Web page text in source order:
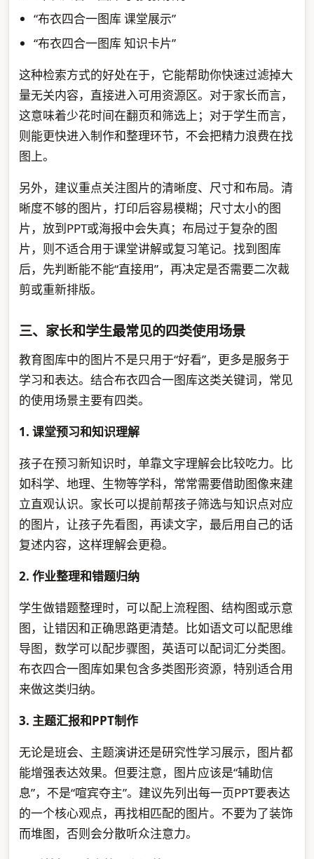
“布衣四合一图库 课堂展示”
“布衣四合一图库 知识卡片”
这种检索方式的好处在于，它能帮助你快速过滤掉大
量无关内容，直接进入可用资源区。对于家长而言，
这意味着少花时间在翻页和筛选上；对于学生而言，
则能更快进入制作和整理环节，不会把精力浪费在找
图上。
另外，建议重点关注图片的清晰度、尺寸和布局。清
晰度不够的图片，打印后容易模糊；尺寸太小的图
片，放到PPT或海报中会失真；布局过于复杂的图
片，则不适合用于课堂讲解或复习笔记。找到图库
后，先判断能不能“直接用”，再决定是否需要二次裁
剪或重新排版。
三、家长和学生最常见的四类使用场景
教育图库中的图片不是只用于“好看”，更多是服务于
学习和表达。结合布衣四合一图库这类关键词，常见
的使用场景主要有四类。
1. 课堂预习和知识理解
孩子在预习新知识时，单靠文字理解会比较吃力。比
如科学、地理、生物等学科，常常需要借助图像来建
立直观认识。家长可以提前帮孩子筛选与知识点对应
的图片，让孩子先看图，再读文字，最后用自己的话
复述内容，这样理解会更稳。
2. 作业整理和错题归纳
学生做错题整理时，可以配上流程图、结构图或示意
图，让错因和正确思路更清楚。比如语文可以配思维
导图，数学可以配步骤图，英语可以配词汇分类图。
布衣四合一图库如果包含多类图形资源，特别适合用
来做这类归纳。
3. 主题汇报和PPT制作
无论是班会、主题演讲还是研究性学习展示，图片都
能增强表达效果。但要注意，图片应该是“辅助信
息”，不是“喧宾夺主”。建议先列出每一页PPT要表达
的一个核心观点，再找相匹配的图片。不要为了装饰
而堆图，否则会分散听众注意力。